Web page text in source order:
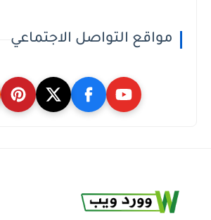
مواقع التواصل الاجتماعي